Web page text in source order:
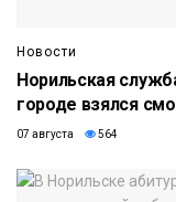
Новости
Норильская
городе взялся
07 августа 564